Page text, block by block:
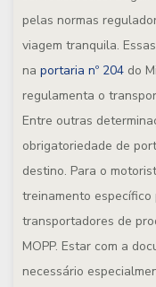
pelas normas
viagem tranquila.
na portaria nº 204 do
regulamenta o
Entre outras
obrigatoriedade de
destino. Para o
treinamento
transportadores de
MOPP. Estar com a
necessário